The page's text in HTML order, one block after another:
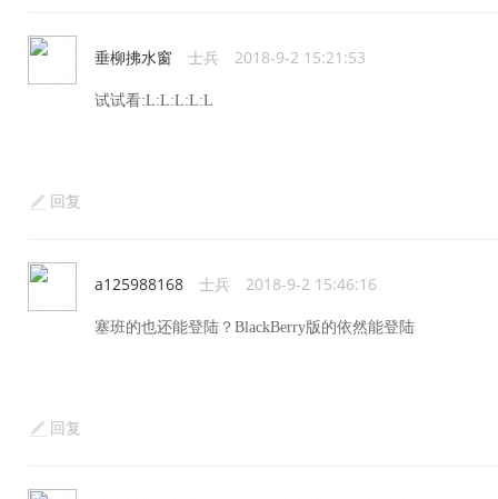
垂柳拂水窗 士兵 2018-9-2 15:21:53
试试看:L:L:L:L:L
回复
a125988168 士兵 2018-9-2 15:46:16
塞班的也还能登陆？BlackBerry版的依然能登陆
回复